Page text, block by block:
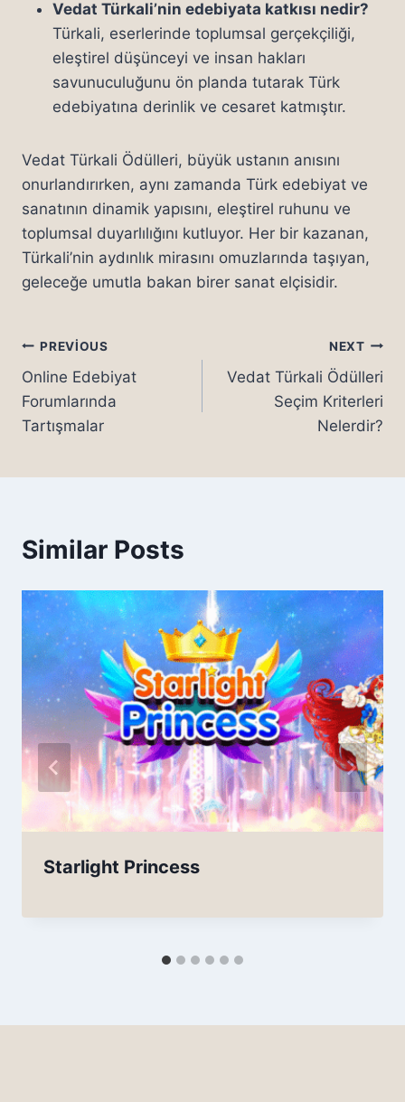
Vedat Türkali’nin edebiyata katkısı nedir?
Türkali, eserlerinde toplumsal gerçekçiliği,
eleştirel düşünceyi ve insan hakları
savunuculuğunu ön planda tutarak Türk
edebiyatına derinlik ve cesaret katmıştır.
Vedat Türkali Ödülleri, büyük ustanın anısını
onurlandırırken, aynı zamanda Türk edebiyat ve
sanatının dinamik yapısını, eleştirel ruhunu ve
toplumsal duyarlılığını kutluyor. Her bir kazanan,
Türkali’nin aydınlık mirasını omuzlarında taşıyan,
geleceğe umutla bakan birer sanat elçisidir.
Yazı
gezinmesi
PREVIOUS
Online Edebiyat
Forumlarında
Tartışmalar
NEXT
Vedat Türkali Ödülleri
Seçim Kriterleri
Nelerdir?
Similar Posts
Starlight Princess